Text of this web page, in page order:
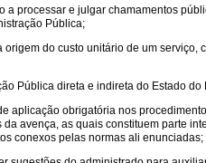
processar e julgar chamamentos
Pública;
do custo unitário de um
Pública direta e indireta do Estado
aplicação obrigatória nos
avença, as quais constituem parte
conexos pelas normas ali enunciadas;